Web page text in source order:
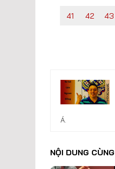
41 42 43
Á.
NỘI DUNG